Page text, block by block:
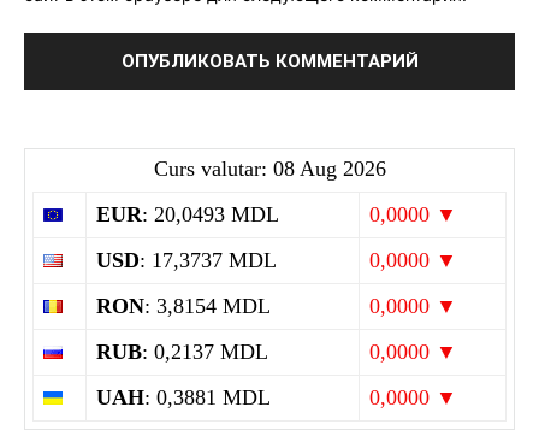
Curs valutar: 08 Aug 2026
EUR: 20,0493 MDL
0,0000 ▼
USD: 17,3737 MDL
0,0000 ▼
RON: 3,8154 MDL
0,0000 ▼
RUB: 0,2137 MDL
0,0000 ▼
UAH: 0,3881 MDL 0,0000 ▼